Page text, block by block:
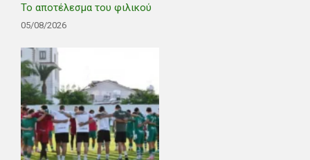
Το αποτέλεσμα του φιλικού
05/08/2026